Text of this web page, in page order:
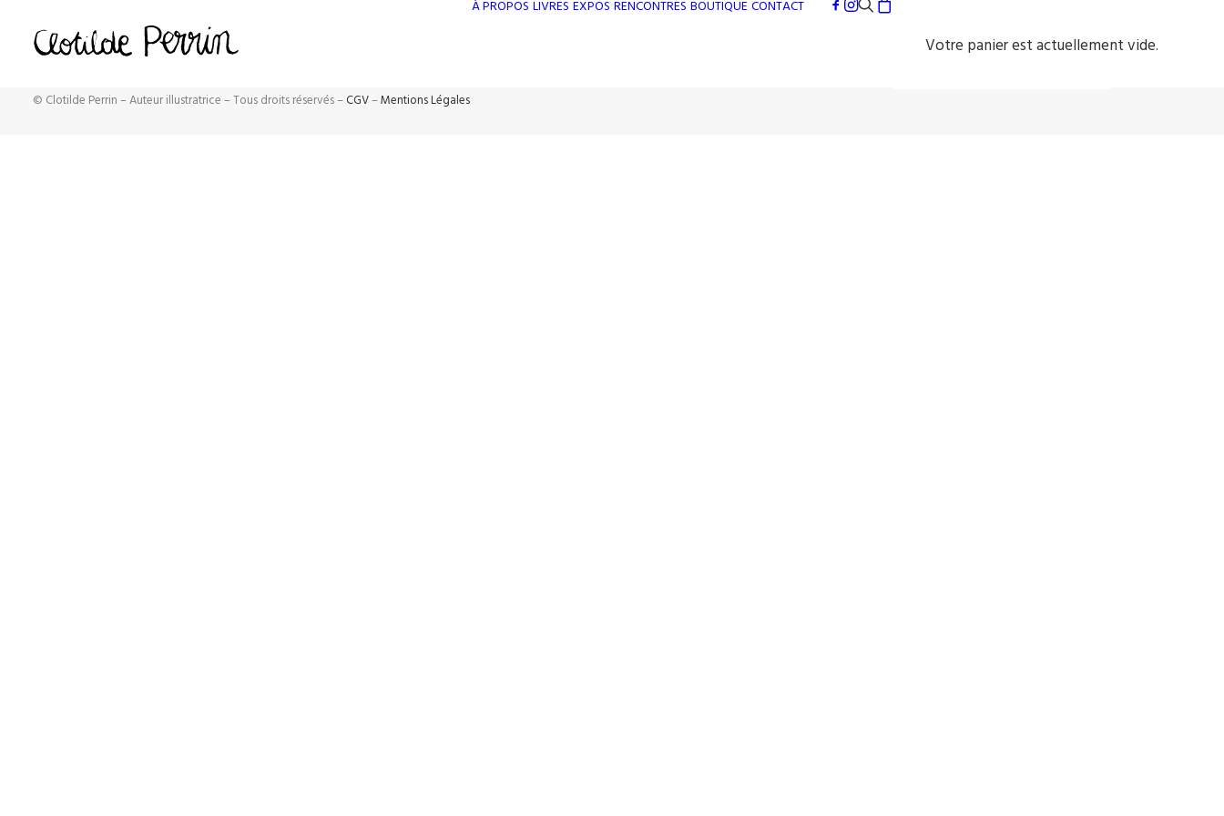
À PROPOS LIVRES EXPOS RENCONTRES BOUTIQUE CONTACT
Votre panier est actuellement vide.
© Clotilde Perrin – Auteur illustratrice – Tous droits réservés – CGV–Mentions Légales